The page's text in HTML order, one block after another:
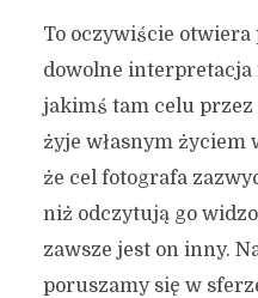
To oczywiście otwiera
dowolne
jakimś tam celu przez
żyje własnym życiem
że cel fotografa
niż odczytują go
zawsze jest on inny.
poruszamy się w